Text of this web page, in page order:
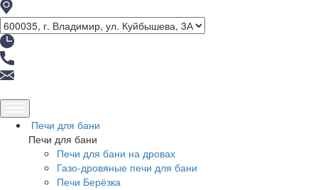
Печи для бани
Печи для бани
Печи для бани на дровах
Газо-дровяные печи для бани
Печи Берёзка